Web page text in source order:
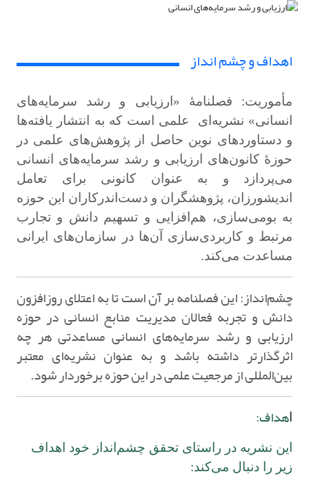
اهداف و چشم انداز
مأموریت: فصلنامۀ «ارزیابی و رشد سرمایه‌های
انسانی» نشریه‌ای علمی است که به انتشار یافته‌ها
و دستاوردهای نوین حاصل از پژوهش‌های علمی در
حوزۀ کانون‌های ارزیابی و رشد سرمایه‌های انسانی
می‌پردازد و به عنوان کانونی برای تعامل
اندیشورزان، پژوهشگران و دست‌اندرکاران این حوزه
به بومی‌سازی، هم‌افزایی و تسهیم دانش و تجارب
مرتبط و کاربردی‌سازی آن‌ها در سازمان‌های ایرانی
مساعدت می‌کند.
چشم‌انداز:این فصلنامه بر آن است تا به اعتلای روزافزون
دانش و تجربه فعالان مدیریت منابع انسانی در حوزه
ارزیابی و رشد سرمایه‌های انسانی مساعدتی هر چه
اثرگذارتر داشته باشد و به عنوان نشریه‌ای معتبر
بین‌المللی از مرجعیت علمی در این حوزه برخوردار شود.
هداف:
این نشریه در راستای تحقق چشم‌انداز خود اهداف
زیر را دنبال می‌کند: